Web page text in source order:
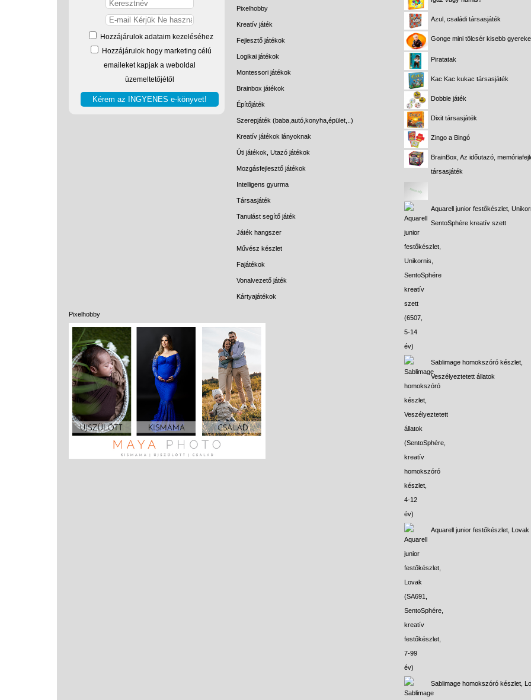
Hozzájárulok adataim kezeléséhez
Hozzájárulok hogy marketing célú
emaileket kapjak a weboldal
üzemeltetőjétől
Pixelhobby
Pixelhobby
Kreatív játék
Fejlesztő játékok
Logikai játékok
Montessori játékok
Brainbox játékok
Építőjáték
Szerepjáték (baba,autó,konyha,épület,..)
Kreatív játékok lányoknak
Úti játékok, Utazó játékok
Mozgásfejlesztő játékok
Intelligens gyurma
Társasjáték
Tanulást segítő játék
Játék hangszer
Művész készlet
Fajátékok
Vonalvezető játék
Kártyajátékok
Azul, családi társasjáték
Gonge mini tölcsér kisebb
Piratatak
Kac Kac kukac társasjáték
Dobble játék
Dixit társasjáték
Zingo a Bingó
BrainBox, Az időutazó,
társasjáték
Aquarell junior festőkészlet,
SentoSphére kreatív szett
Sablimage homokszóró készlet,
Veszélyeztetett állatok
Aquarell junior festőkészlet, Lovak
Sablimage homokszóró készlet,